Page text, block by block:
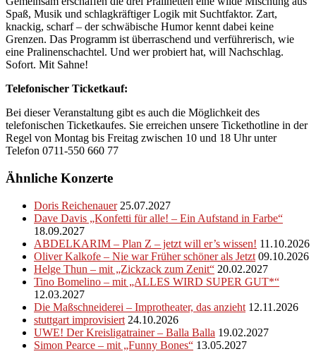
Spaß, Musik und schlagkräftiger Logik mit Suchtfaktor. Zart,
knackig, scharf – der schwäbische Humor kennt dabei keine
Grenzen. Das Programm ist überraschend und verführerisch, wie
eine Pralinenschachtel. Und wer probiert hat, will Nachschlag.
Sofort. Mit Sahne!
Telefonischer Ticketkauf:
Bei dieser Veranstaltung gibt es auch die Möglichkeit des
telefonischen Ticketkaufes. Sie erreichen unsere Tickethotline in der
Regel von Montag bis Freitag zwischen 10 und 18 Uhr unter
Telefon 0711-550 660 77
Ähnliche Konzerte
Doris Reichenauer 25.07.2027
Dave Davis „Konfetti für alle! – Ein Aufstand in Farbe“
18.09.2027
ABDELKARIM – Plan Z – jetzt will er’s wissen! 11.10.2026
Oliver Kalkofe – Nie war Früher schöner als Jetzt 09.10.2026
Helge Thun – mit „Zickzack zum Zenit“ 20.02.2027
Tino Bomelino – mit „ALLES WIRD SUPER GUT*“
12.03.2027
Die Maßschneiderei – Improtheater, das anzieht 12.11.2026
stuttgart improvisiert 24.10.2026
UWE! Der Kreisligatrainer – Balla Balla 19.02.2027
Simon Pearce – mit „Funny Bones“ 13.05.2027